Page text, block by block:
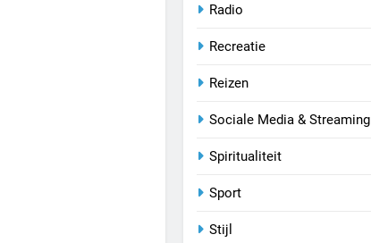
Radio
Recreatie
Reizen
Sociale Media & Streaming
Spiritualiteit
Sport
Stijl